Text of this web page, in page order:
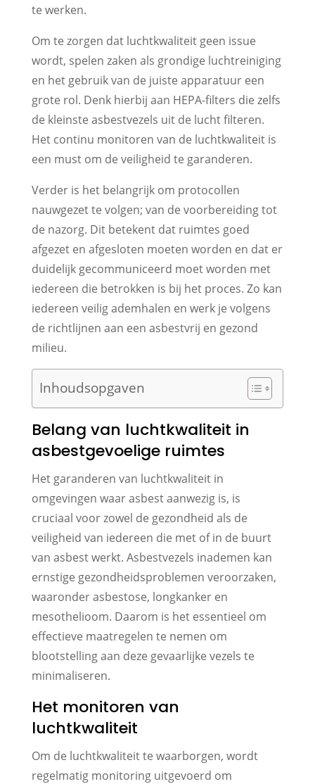
te werken.
Om te zorgen dat luchtkwaliteit geen issue
wordt, spelen zaken als grondige luchtreiniging
en het gebruik van de juiste apparatuur een
grote rol. Denk hierbij aan HEPA-filters die zelfs
de kleinste asbestvezels uit de lucht filteren.
Het continu monitoren van de luchtkwaliteit is
een must om de veiligheid te garanderen.
Verder is het belangrijk om protocollen
nauwgezet te volgen; van de voorbereiding tot
de nazorg. Dit betekent dat ruimtes goed
afgezet en afgesloten moeten worden en dat er
duidelijk gecommuniceerd moet worden met
iedereen die betrokken is bij het proces. Zo kan
iedereen veilig ademhalen en werk je volgens
de richtlijnen aan een asbestvrij en gezond
milieu.
Inhoudsopgaven
Belang van luchtkwaliteit in
asbestgevoelige ruimtes
Het garanderen van luchtkwaliteit in
omgevingen waar asbest aanwezig is, is
cruciaal voor zowel de gezondheid als de
veiligheid van iedereen die met of in de buurt
van asbest werkt. Asbestvezels inademen kan
ernstige gezondheidsproblemen veroorzaken,
waaronder asbestose, longkanker en
mesothelioom. Daarom is het essentieel om
effectieve maatregelen te nemen om
blootstelling aan deze gevaarlijke vezels te
minimaliseren.
Het monitoren van
luchtkwaliteit
Om de luchtkwaliteit te waarborgen, wordt
regelmatig monitoring uitgevoerd om